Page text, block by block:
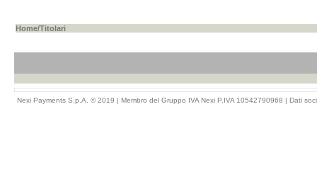
Home/Titolari
Nexi Payments S.p.A. © 2019 | Membro del Gruppo IVA Nexi P.IVA 10542790968 | Dati